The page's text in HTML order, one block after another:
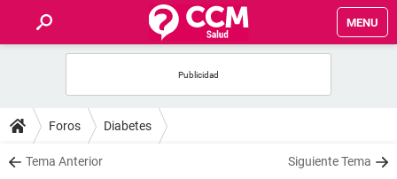
MENU
FOROS
SALUD
Foros Diabetes
Tema Anterior Siguiente Tema